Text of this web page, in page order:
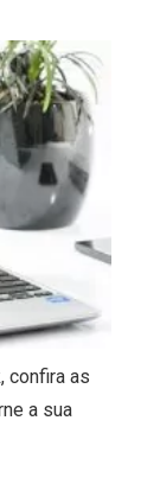
confira as
a sua